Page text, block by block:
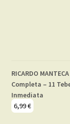
RICARDO
Completa – 11
Inmediata
6,99€